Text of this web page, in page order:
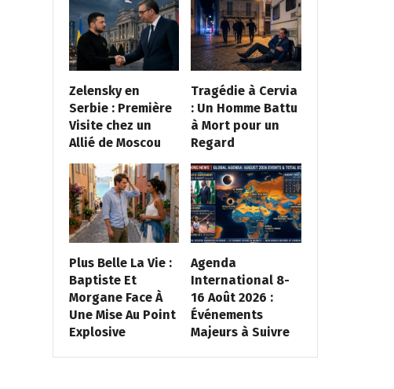
Zelensky en
Serbie : Première
Visite chez un
Allié de Moscou
Tragédie à Cervia
: Un Homme Battu
à Mort pour un
Regard
Plus Belle La Vie :
Baptiste Et
Morgane Face À
Une Mise Au Point
Explosive
Agenda
International 8-
16 Août 2026 :
Événements
Majeurs à Suivre